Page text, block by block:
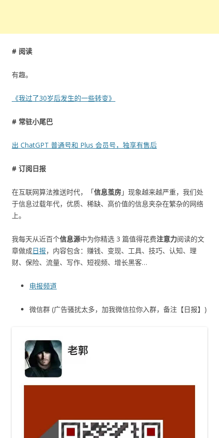
# 阅读
有趣。
《我过了30岁后发生的一些转变》
# 常驻小尾巴
出 ChatGPT 普通号和 Plus 会员号，独享有售后
# 订阅日报
在互联网算法推送时代，「信息茧房」现象越来越严重，我们处
于信息过载年代，优质、稀缺、高价值的信息夹杂在繁杂的网络
上。
我每天从近百个信息源中为你精选 3 篇值得花费注意力阅读的文
章做成日报，内容包含：赚钱、变现、工具、技巧、认知、理
财、保险、流量、写作、短视频、增长黑客…
电报频道
微信群 (广告骚扰太多，加我微信拉你入群，备注【日报】)